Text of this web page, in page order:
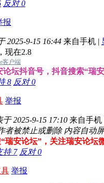
反对0
报
2025-9-15 16:44 来自手机 |
现在2.8
客户端
论坛抖音号，抖音搜索“瑞
8 反对0
举报
于 2025-9-15 17:10 来自手机
者被禁止或删除 内容自动
瑞安论坛”，关注瑞安论坛
持7 反对0
举报